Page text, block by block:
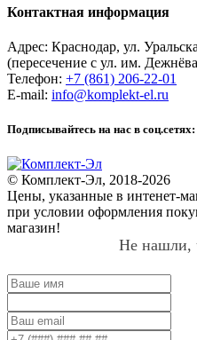
Контактная информация
Адрес: Краснодар, ул.
(пересечение с ул. им.
Телефон: +7 (861) 206-22-01
E-mail: info@komplekt-el.ru
Подписывайтесь на нас в соц.сетях:
© Комплект-Эл, 2018-2026
Цены, указанные в интенет-
при условии оформления
магазин!
Не нашли,